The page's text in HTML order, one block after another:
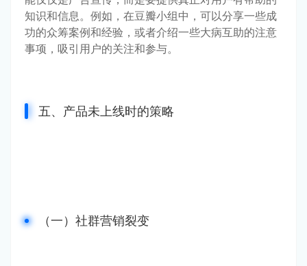
知识和信息。例如，在豆瓣小组中，可以分享一些成
功的众筹案例和经验，或者介绍一些大病互助的注意
事项，吸引用户的关注和参与。
五、产品未上线时的策略
（一）社群营销裂变